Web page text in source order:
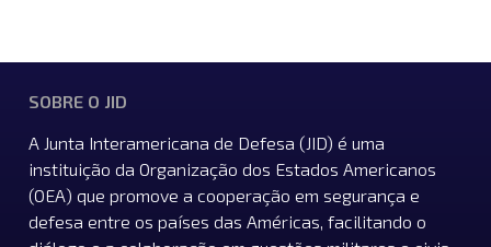
SOBRE O JID
A Junta Interamericana de Defesa (JID) é uma
instituição da Organização dos Estados Americanos
(OEA) que promove a cooperação em segurança e
defesa entre os países das Américas, facilitando o